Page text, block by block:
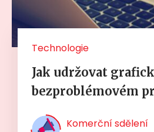
Technologie
Jak udržovat
bezproblémovém
Komerční sdělení